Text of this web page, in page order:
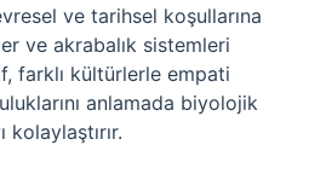
ve tarihsel koşullarına
ve akrabalık sistemleri
farklı kültürlerle empati
anlamada biyolojik
kolaylaştırır.